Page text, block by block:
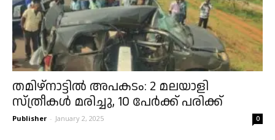
തമിഴ്‌നാട്ടിൽ അപകടം: 2 മലയാളി
സ്ത്രീകൾ മരിച്ചു, 10 പേർക്ക് പരിക്ക്
Publisher - January 2, 2025 0